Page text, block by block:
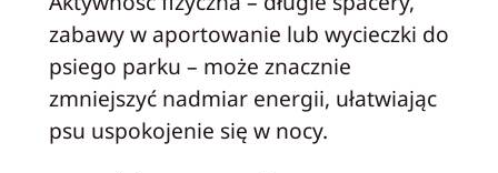
zabawy w aportowanie lub wycieczki do
psiego parku – może znacznie
zmniejszyć nadmiar energii, ułatwiając
psu uspokojenie się w nocy.